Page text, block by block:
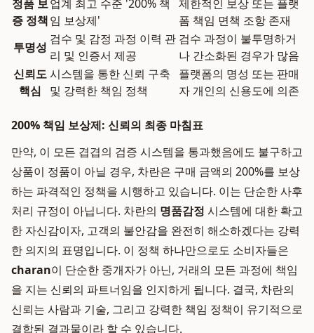
정품 보
증 정책
업계 최고 수준 '200% 책
임 보상제'
제한적인 보상 또는 플랫
폼 책임 면책 조항 존재
투명성
검수 및 감정 과정 이력 관
리 및 인증서 제공
검수 과정이 불투명하거
나 간소화된 경우가 많음
신뢰도
핵심
시스템을 통한 신뢰 구축
및 강력한 책임 정책
플랫폼의 명성 또는 판매
자 개인의 신용도에 의존
200% 책임 보상제: 신뢰의 최종 마침표
만약, 이 모든 겹겹의 검증 시스템을 통과했음에도 불구하고
상품이 정품이 아닐 경우, 차란은 구매 금액의 200%를 보상
하는 파격적인 정책을 시행하고 있습니다. 이는 단순한 사후
처리 규정이 아닙니다. 차란의 명품감정 시스템에 대한 확고
한 자신감이자, 고객의 불안감을 완전히 해소하겠다는 강력
한 의지의 표명입니다. 이 정책 하나만으로도 소비자들은
charan이 단순한 중개자가 아닌, 거래의 모든 과정에 책임
을 지는 신뢰의 파트너임을 인지하게 됩니다. 결국, 차란의
신뢰는 사람과 기술, 그리고 강력한 책임 정책이 유기적으로
결합된 결과물이라 할 수 있습니다.